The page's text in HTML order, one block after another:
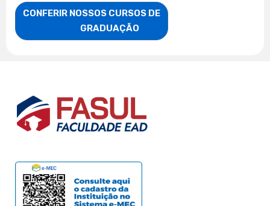
CONFERIR NOSSOS CURSOS DE
                    GRADUAÇÃO